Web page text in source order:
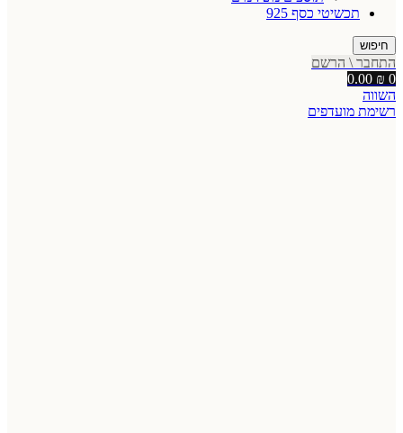
תכשיטי כסף 925
חיפוש
התחבר \ הרשם
0
0.00 ₪
השווה
רשימת מועדפים